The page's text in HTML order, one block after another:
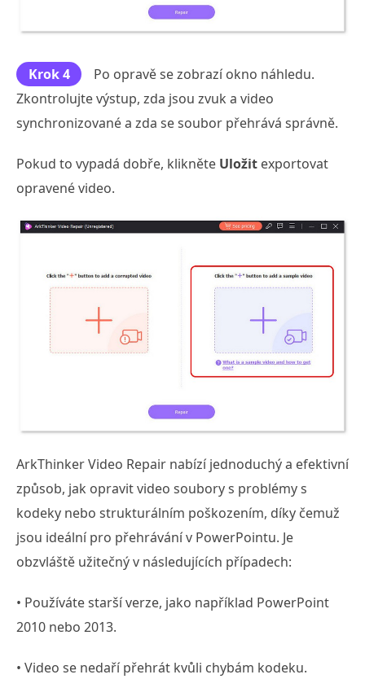
Krok 4
Po opravě se zobrazí okno náhledu.
Zkontrolujte výstup, zda jsou zvuk a video
synchronizované a zda se soubor přehrává správně.
Pokud to vypadá dobře, klikněte Uložit exportovat
opravené video.
ArkThinker Video Repair nabízí jednoduchý a efektivní
způsob, jak opravit video soubory s problémy s
kodeky nebo strukturálním poškozením, díky čemuž
jsou ideální pro přehrávání v PowerPointu. Je
obzvláště užitečný v následujících případech:
• Používáte starší verze, jako například PowerPoint
2010 nebo 2013.
• Video se nedaří přehrát kvůli chybám kodeku.